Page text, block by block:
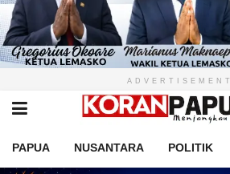
ADVERTISEMENT
PAPUA NUSANTARA POLITIK